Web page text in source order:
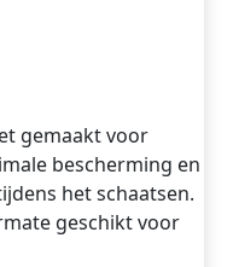
gemaakt voor
bescherming en
het schaatsen.
geschikt voor